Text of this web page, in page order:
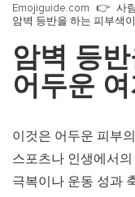
Emojiguide.com 사
암벽 등반을 하는 피부색
암벽 등
어두운
이것은 어두운 피부
스포츠나 인생에서
극복이나 운동 성과